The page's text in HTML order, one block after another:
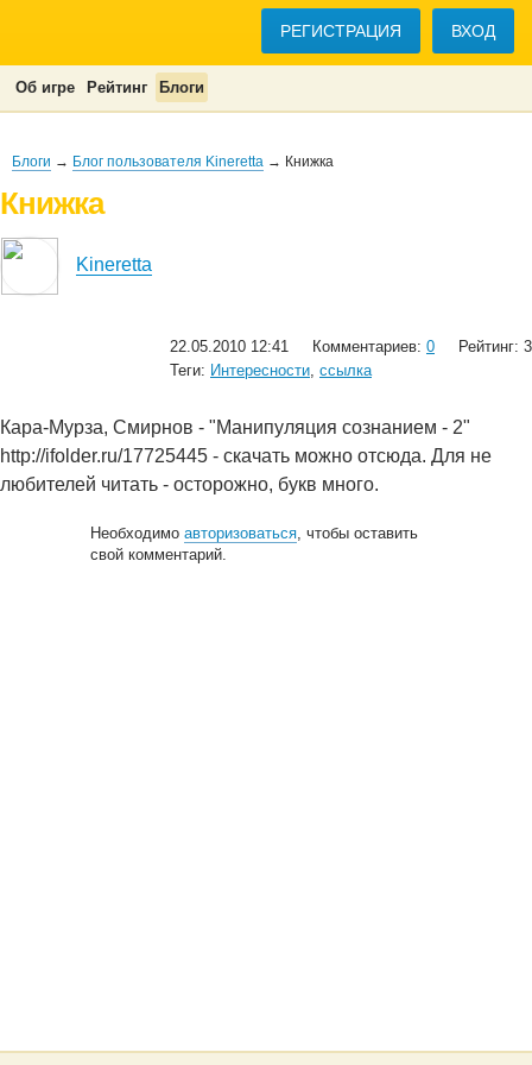
РЕГИСТРАЦИЯ ВХОД
Об игре Рейтинг Блоги
Блоги → Блог пользователя Kineretta → Книжка
Книжка
Kineretta
22.05.2010 12:41 Комментариев: 0
Рейтинг: 3
Теги: Интересности, ссылка
Кара-Мурза, Смирнов - "Манипуляция сознанием - 2"
http://ifolder.ru/17725445 - скачать можно отсюда. Для не
любителей читать - осторожно, букв много.
Необходимоавторизоваться, чтобы оставить
свой комментарий.